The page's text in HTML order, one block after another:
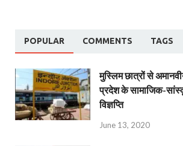
POPULAR COMMENTS TAGS
मुस्लिम छात्रों से
प्रदेश के सामाजिक-
विज्ञप्ति
June 13, 2020